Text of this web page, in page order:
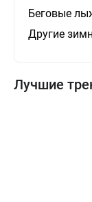
Беговые
Другие
Лучшие